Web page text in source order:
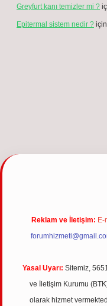
Greyfurt kanı temizler mi ?
Epitermal sistem nedir ? için
Reklam ve İletişim: E-
Yasal Uyarı: Sitemiz,
ve İletişim Kurumu
olarak hizmet